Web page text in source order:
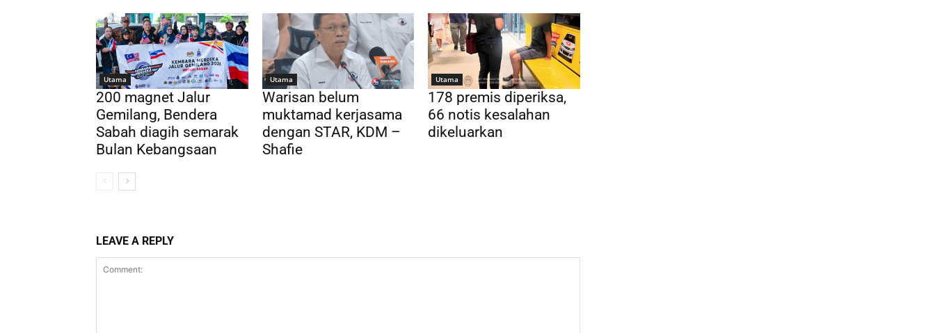
Utama
200 magnet Jalur
Gemilang, Bendera
Sabah diagih semarak
Bulan Kebangsaan
Utama
Warisan belum
muktamad kerjasama
dengan STAR, KDM –
Shafie
Utama
178 premis diperiksa,
66 notis kesalahan
dikeluarkan
LEAVE A REPLY